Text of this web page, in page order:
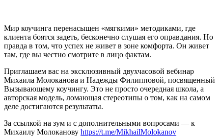
Мир коучинга перенасыщен «мягкими» методиками, где
клиента боятся задеть, бесконечно слушая его оправдания. Но
правда в том, что успех не живет в зоне комфорта. Он живет
там, где вы честно смотрите в лицо фактам.
Приглашаем вас на эксклюзивный двухчасовой вебинар
Михаила Молоканова и Надежды Филипповой, посвященный
Вызывающему коучингу. Это не просто очередная школа, а
авторская модель, ломающая стереотипы о том, как на самом
деле достигаются результаты.
За ссылкой на зум и с дополнительными вопросами — к
Михаилу Молоканову https://t.me/MikhailMolokanov